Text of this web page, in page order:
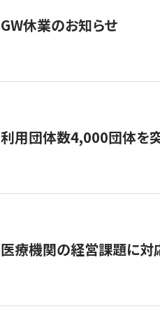
GW休業のお知らせ
利用団体数4,000団体を突
医療機関の経営課題に対